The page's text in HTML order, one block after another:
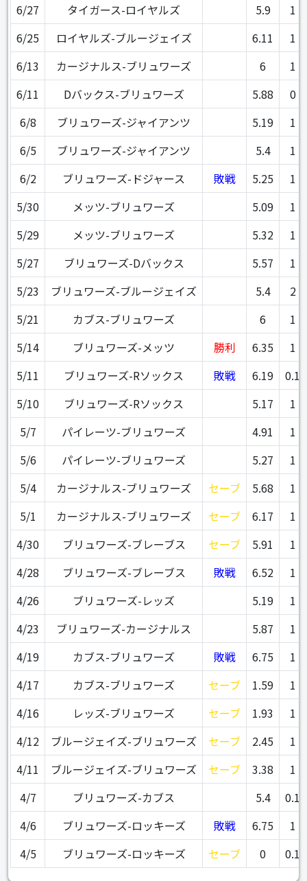
6/27
タイガース-ロイヤルズ 5.9
1
6/25
ロイヤルズ-ブルージェイズ 6.11
1
6/13
カージナルス-ブリュワーズ 6
1
6/11
Dバックス-ブリュワーズ 5.88
0
6/8
ブリュワーズ-ジャイアンツ 5.19
1
6/5
ブリュワーズ-ジャイアンツ 5.4
1
6/2
ブリュワーズ-ドジャース 敗戦 5.25
1
5/30
メッツ-ブリュワーズ 5.09
1
5/29
メッツ-ブリュワーズ 5.32
1
5/27
ブリュワーズ-Dバックス 5.57
1
5/23
ブリュワーズ-ブルージェイズ 5.4
2
5/21
カブス-ブリュワーズ 6
1
5/14
ブリュワーズ-メッツ 勝利 6.35
1
5/11
ブリュワーズ-Rソックス 敗戦 6.19
0.1
5/10
ブリュワーズ-Rソックス 5.17
1
5/7
パイレーツ-ブリュワーズ 4.91
1
5/6
パイレーツ-ブリュワーズ 5.27
1
5/4
カージナルス-ブリュワーズ セーブ 5.68
1
5/1
カージナルス-ブリュワーズ セーブ 6.17
1
4/30
ブリュワーズ-ブレーブス セーブ 5.91
1
4/28
ブリュワーズ-ブレーブス 敗戦 6.52
1
4/26
ブリュワーズ-レッズ 5.19
1
4/23
ブリュワーズ-カージナルス 5.87
1
4/19
カブス-ブリュワーズ 敗戦 6.75
1
4/17
カブス-ブリュワーズ セーブ 1.59
1
4/16
レッズ-ブリュワーズ セーブ 1.93
1
4/12
ブルージェイズ-ブリュワーズ セーブ 2.45
1
4/11
ブルージェイズ-ブリュワーズ セーブ 3.38
1
4/7
ブリュワーズ-カブス 5.4
0.1
4/6
ブリュワーズ-ロッキーズ 敗戦 6.75
1
4/5
ブリュワーズ-ロッキーズ セーブ 0 0.1